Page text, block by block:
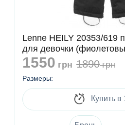
Lenne HEILY 20353/619
для девочки
1550 грн 1890грн
Размеры:
Купить в